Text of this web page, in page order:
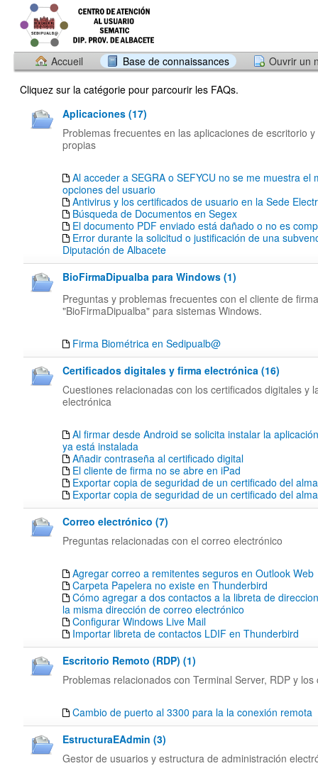
Accueil Base de connaissances
Ouvrir un
Cliquez sur la catégorie pour parcourir les FAQs.
Aplicaciones (17)
Problemas frecuentes en las aplicaciones de escritorio
propias
Al acceder a SEGRA o SEFYCU no se me muestra el
opciones del usuario
Antivirus y los certificados de usuario en la Sede
Búsqueda de Documentos en Segex
El documento PDF enviado está dañado o no es
Error durante la solicitud o justificación de una
Diputación de Albacete
BioFirmaDipualba para Windows (1)
Preguntas y problemas frecuentes con el cliente de firma
"BioFirmaDipualba" para sistemas Windows.
Firma Biométrica en Sedipualb@
Certificados digitales y firma electrónica (16)
Cuestiones relacionadas con los certificados digitales y
electrónica
Al firmar desde Android se solicita instalar la
ya está instalada
Añadir contraseña al certificado digital
El cliente de firma no se abre en iPad
Exportar copia de seguridad de un certificado del
Exportar copia de seguridad de un certificado del
Correo electrónico (7)
Preguntas relacionadas con el correo electrónico
Agregar correo a remitentes seguros en Outlook Web
Carpeta Papelera no existe en Thunderbird
Cómo agregar a dos contactos a la libreta de
la misma dirección de correo electrónico
Configurar Windows Live Mail
Importar libreta de contactos LDIF en Thunderbird
Escritorio Remoto (RDP) (1)
Problemas relacionados con Terminal Server, RDP y los
Cambio de puerto al 3300 para la la conexión remota
EstructuraEAdmin (3)
Gestor de usuarios y estructura de administración